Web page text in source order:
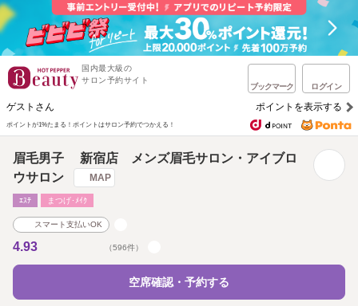
国内最大級の
サロン予約サイト
ブックマーク ログイン
ゲストさん ポイントを表示する
ポイントが1%たまる！ ポイントはサロン予約でつかえる！
眉毛男子 新宿店 メンズ眉毛サロン・アイブロ
ウサロン
MAP
ｴｽﾃ まつげ･ﾒｲｸ
スマート支払いOK
4.93 （596件）
空席確認・予約する